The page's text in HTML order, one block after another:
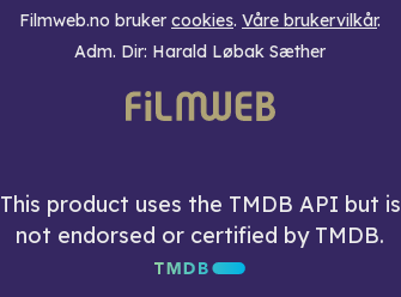
Filmweb.no bruker cookies. Våre brukervilkår.
Adm. Dir: Harald Løbak Sæther
This product uses the TMDB API but is
not endorsed or certified by TMDB.